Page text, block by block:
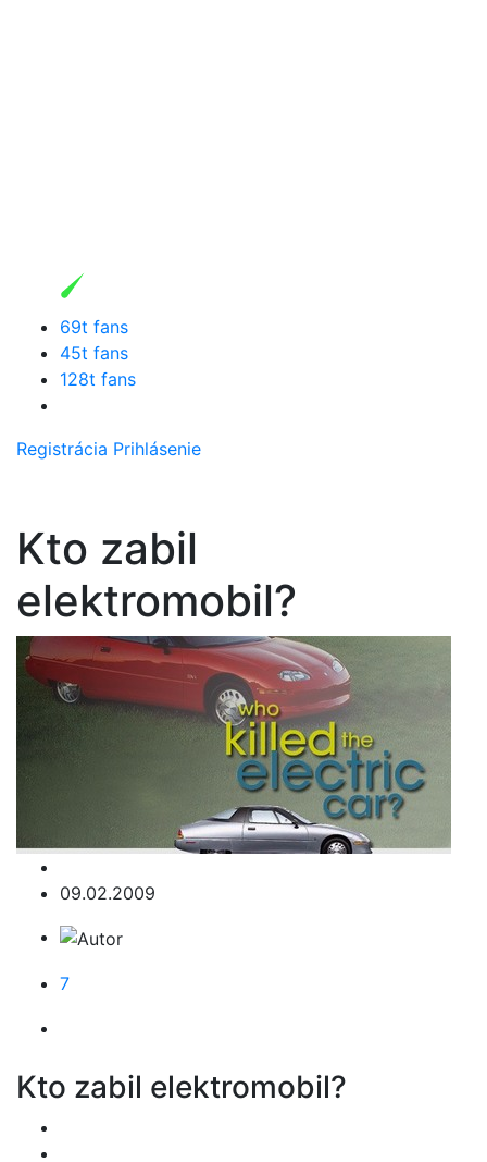
69t fans
45t fans
128t fans
Registrácia Prihlásenie
Kto zabil
elektromobil?
09.02.2009
7
Kto zabil elektromobil?